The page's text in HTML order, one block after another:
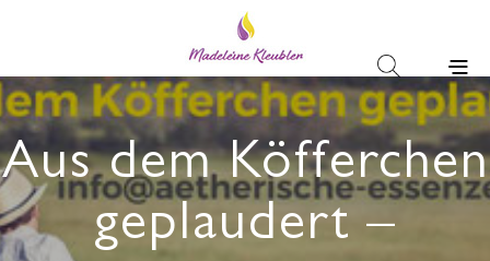
Aus dem Köfferchen
geplaudert –